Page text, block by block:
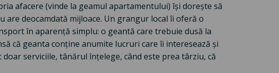
afacere (vinde la geamul apartamentului) își dorește să
are deocamdată mijloace. Un grangur local îi oferă o
în aparență simplu: o geantă care trebuie dusă la
că geanta conține anumite lucruri care îi interesează și
serviciile, tânărul înțelege, când este prea târziu, că